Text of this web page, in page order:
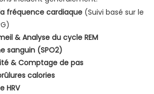
fréquence cardiaque (Suivi basé sur le
& Analyse du cycle REM
sanguin (SPO2)
& Comptage de pas
calories
HRV